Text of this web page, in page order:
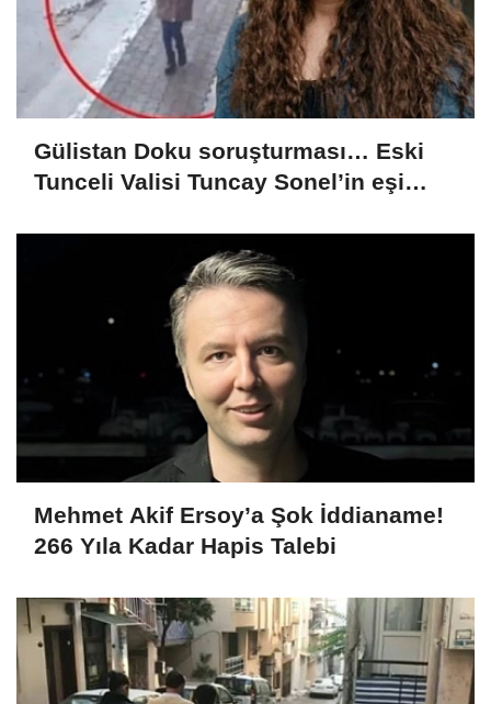
Gülistan Doku soruşturması… Eski
Tunceli Valisi Tuncay Sonel’in eşi
Mehmet Akif Ersoy’a Şok İddianame!
266 Yıla Kadar Hapis Talebi